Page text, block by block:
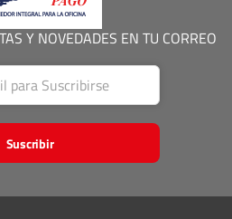
Y NOVEDADES EN TU CORREO
Suscribir